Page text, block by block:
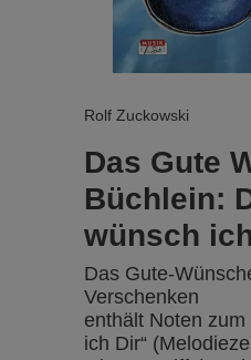
Rolf Zuckowski
Das Gute
Büchlein:
wünsch
Das Gute-
Verschenken
enthält Noten zum
ich Dir“